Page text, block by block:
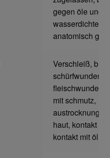
gegen öle und
wasserdichte
anatomisch
Verschleiß,
schürfwunden,
fleischwunden,
mit schmutz,
austrocknung,
haut, kontakt
kontakt mit öl